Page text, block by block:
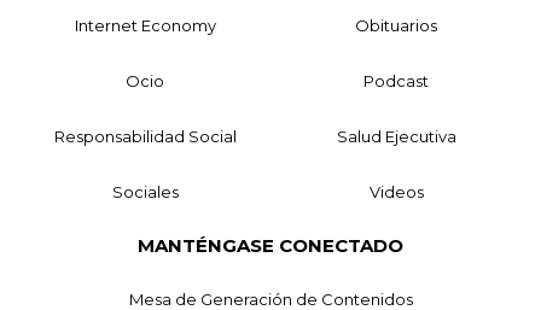
Internet Economy Obituarios
Ocio Podcast
Responsabilidad Social Salud Ejecutiva
Sociales Videos
MANTÉNGASE CONECTADO
Mesa de Generación de Contenidos